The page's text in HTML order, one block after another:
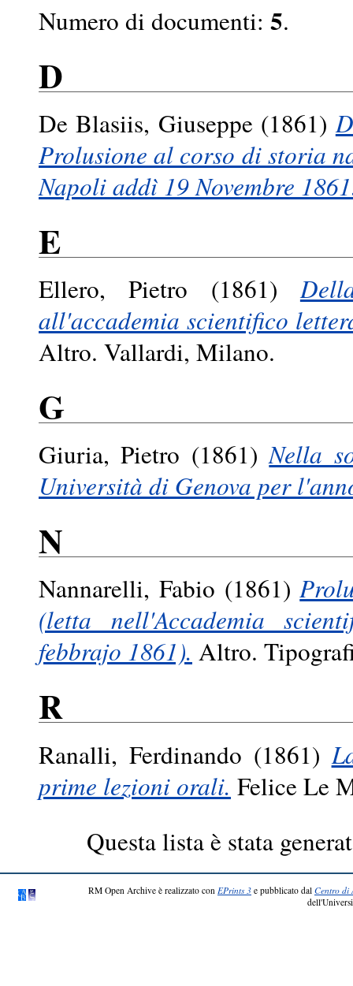
Numero di documenti: 5.
D
De Blasiis, Giuseppe (1861)
Prolusione al corso di storia
Napoli addì 19 Novembre
E
Ellero, Pietro (1861)
all'accademia scientifico
Altro. Vallardi, Milano.
G
Giuria, Pietro (1861)Nella
Università di Genova per
N
Nannarelli, Fabio (1861)
(letta nell'Accademia
febbrajo 1861). Altro.
R
Ranalli, Ferdinando (1861)
prime lezioni orali. Felice Le
Questa lista è stata
RM Open Archive è realizzato con EPrints 3 e pubblicato dal Centro di